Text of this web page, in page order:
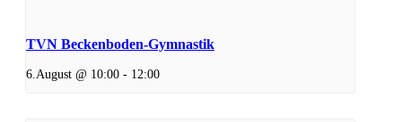
TVN Beckenboden-Gymnastik
6.August @ 10:00 - 12:00